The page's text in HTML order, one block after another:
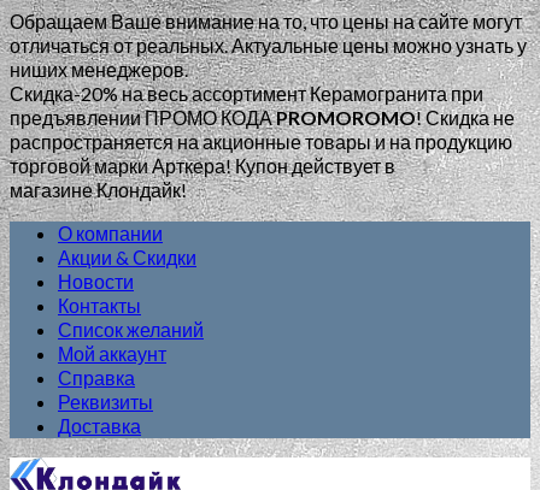
Обращаем Ваше внимание на то, что цены на сайте могут
отличаться от реальных. Актуальные цены можно узнать у
ниших менеджеров.
Скидка-20% на весь ассортимент Керамогранита при
предъявлении ПРОМО КОДАPROMOROMO!Скидка не
распространяется на акционные товары и на продукцию
торговой марки Арткера! Купон действует в
магазине Клондайк!
О компании
Акции & Скидки
Новости
Контакты
Список желаний
Мой аккаунт
Справка
Реквизиты
Доставка